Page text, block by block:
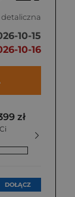
10-15
10-16
zł
DOŁĄCZ